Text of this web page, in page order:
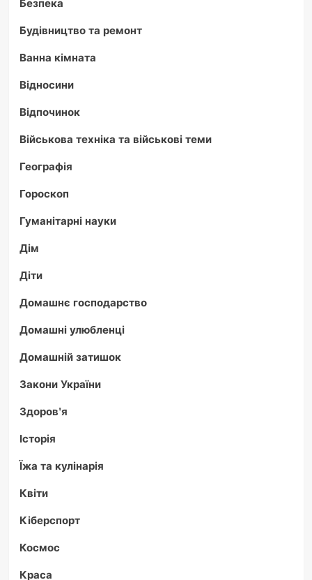
Безпека
Будівництво та ремонт
Ванна кімната
Відносини
Відпочинок
Військова техніка та військові теми
Географія
Гороскоп
Гуманітарні науки
Дім
Діти
Домашнє господарство
Домашні улюбленці
Домашній затишок
Закони України
Здоров'я
Історія
Їжа та кулінарія
Квіти
Кіберспорт
Космос
Краса